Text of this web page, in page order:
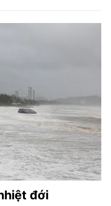
đới